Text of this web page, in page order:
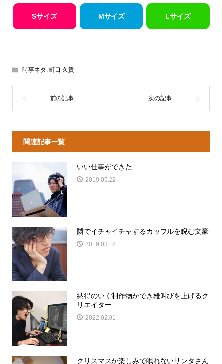
Sサイズ Mサイズ Lサイズ
時事ネタ , 町口 久貴
関連記事一覧
いい仕事ができた
2019.05.22
隣でイチャイチャするカップルを睨む文豪
2019.03.18
納得のいく制作物ができ雄叫びを上げるク
リエイター
2022.02.01
クリスマスが楽しみで眠れないサンタさん